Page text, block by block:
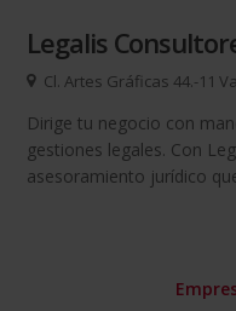
Legalis
Cl. Artes Gráficas 44.-11
Dirige tu negocio con
gestiones legales. Con
asesoramiento jurídico